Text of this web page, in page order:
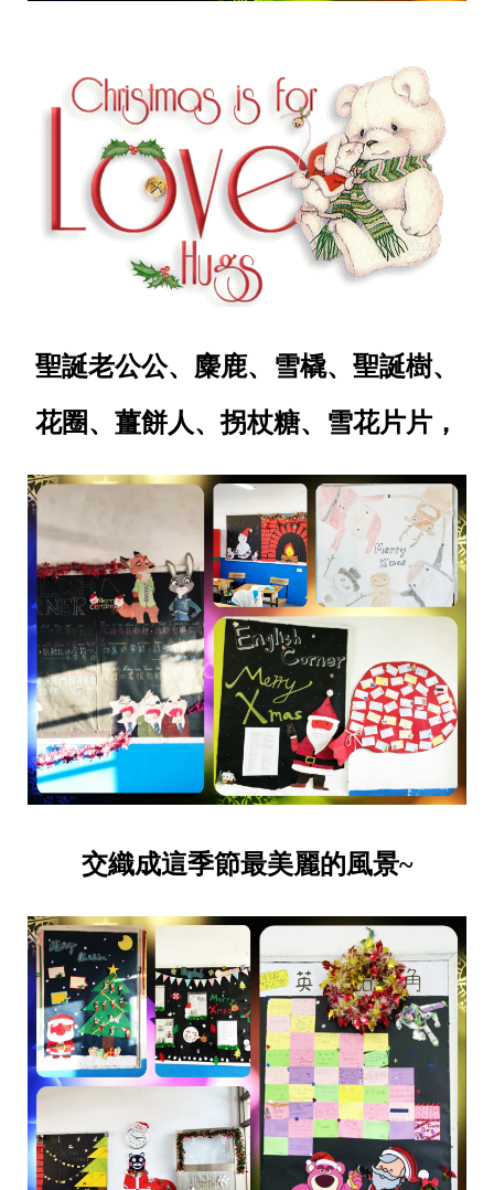
聖誕老公公、麋鹿、雪橇、聖誕樹、
花圈、薑餅人、拐杖糖、雪花片片，
交織成這季節最美麗的風景~